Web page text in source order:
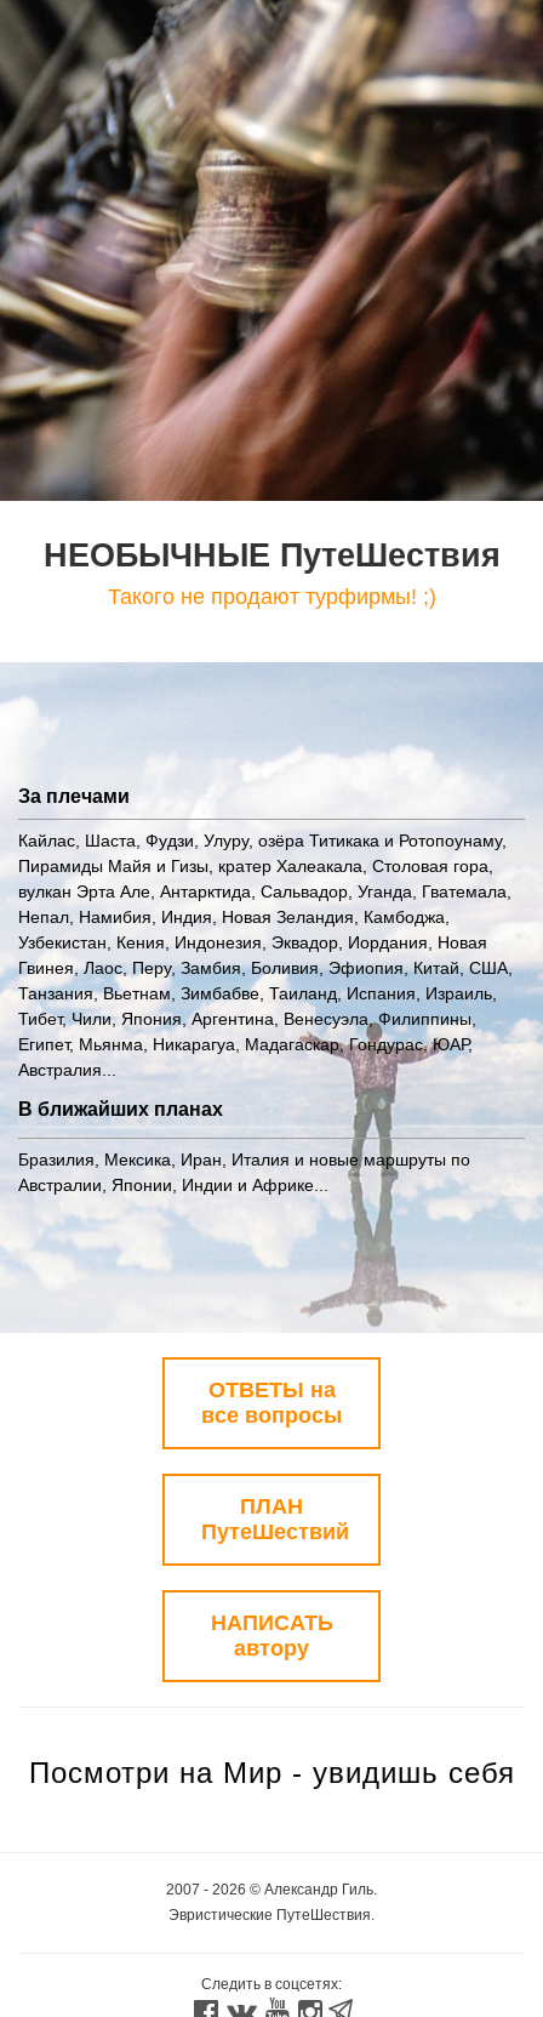
НЕОБЫЧНЫЕ ПутеШествия
Такого не продают турфирмы! ;)
За плечами
Кайлас, Шаста, Фудзи, Улуру, озёра Титикака и Ротопоунаму,
Пирамиды Майя и Гизы, кратер Халеакала, Столовая гора,
вулкан Эрта Але, Антарктида, Сальвадор, Уганда, Гватемала,
Непал, Намибия, Индия, Новая Зеландия, Камбоджа,
Узбекистан, Кения, Индонезия, Эквадор, Иордания, Новая
Гвинея, Лаос, Перу, Замбия, Боливия, Эфиопия, Китай, США,
Танзания, Вьетнам, Зимбабве, Таиланд, Испания, Израиль,
Тибет, Чили, Япония, Аргентина, Венесуэла, Филиппины,
Египет, Мьянма, Никарагуа, Мадагаскар, Гондурас, ЮАР,
Австралия...
В ближайших планах
Бразилия, Мексика, Иран, Италия и новые маршруты по
Австралии, Японии, Индии и Африке...
ОТВЕТЫ на
все вопросы
ПЛАН
ПутеШествий
НАПИСАТЬ
автору
Посмотри на Мир - увидишь себя
2007 - 2026 © Александр Гиль.
Эвристические ПутеШествия.
Следить в соцсетях: